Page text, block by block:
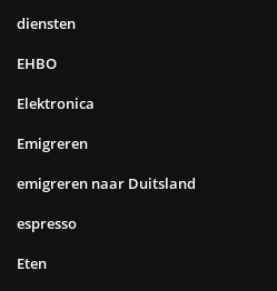
diensten
EHBO
Elektronica
Emigreren
emigreren naar Duitsland
espresso
Eten